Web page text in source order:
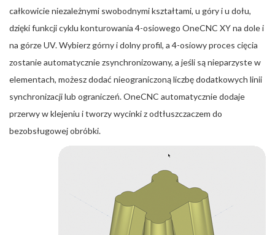
całkowicie niezależnymi swobodnymi kształtami, u góry i u dołu,
dzięki funkcji cyklu konturowania 4-osiowego OneCNC XY na dole i
na górze UV. Wybierz górny i dolny profil, a 4-osiowy proces cięcia
zostanie automatycznie zsynchronizowany, a jeśli są nieparzyste w
elementach, możesz dodać nieograniczoną liczbę dodatkowych linii
synchronizacji lub ograniczeń. OneCNC automatycznie dodaje
przerwy w klejeniu i tworzy wycinki z odtłuszczaczem do
bezobsługowej obróbki.